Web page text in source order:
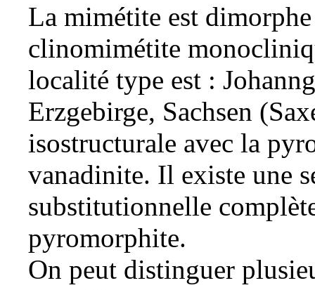
La mimétite est dimorphe
clinomimétite
localité type est :
Erzgebirge, Sachsen
isostructurale avec la
vanadinite. Il existe une
substitutionnelle
pyromorphite.
On peut distinguer